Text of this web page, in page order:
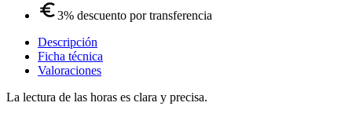
3% descuento por transferencia
Descripción
Ficha técnica
Valoraciones
La lectura de las horas es clara y precisa.